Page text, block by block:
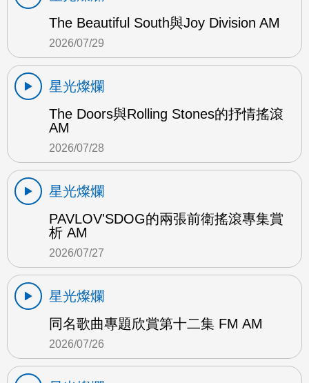
The Beautiful South與Joy Division AM
2026/07/29
星光燦爛
The Doors與Rolling Stones的抒情搖滾
AM
2026/07/28
星光燦爛
PAVLOV'SDOG的兩張前衛搖滾專集賞
析 AM
2026/07/27
星光燦爛
同名歌曲專題欣賞第十二集 FM AM
2026/07/26